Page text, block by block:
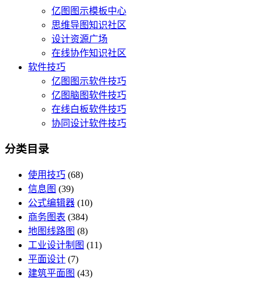
亿图图示模板中心
思维导图知识社区
设计资源广场
在线协作知识社区
软件技巧
亿图图示软件技巧
亿图脑图软件技巧
在线白板软件技巧
协同设计软件技巧
分类目录
使用技巧 (68)
信息图 (39)
公式编辑器 (10)
商务图表 (384)
地图线路图 (8)
工业设计制图 (11)
平面设计 (7)
建筑平面图 (43)